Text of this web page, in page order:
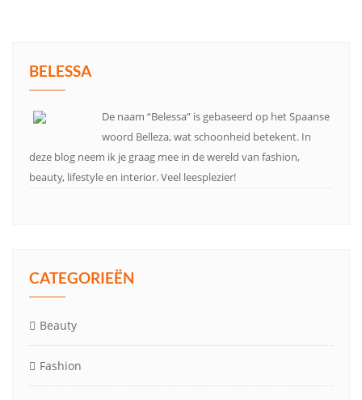
BELESSA
De naam “Belessa” is gebaseerd op het Spaanse
woord Belleza, wat schoonheid betekent. In
deze blog neem ik je graag mee in de wereld van fashion,
beauty, lifestyle en interior. Veel leesplezier!
CATEGORIEËN
Beauty
Fashion